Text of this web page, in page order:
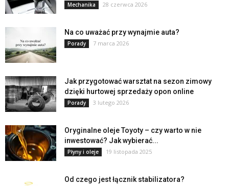
Mechanika 28 czerwca 2026
Na co uważać przy wynajmie auta?
Porady 7 marca 2026
Jak przygotować warsztat na sezon zimowy
dzięki hurtowej sprzedaży opon online
Porady 3 lutego 2026
Oryginalne oleje Toyoty – czy warto w nie
inwestować? Jak wybierać...
Płyny i oleje 19 listopada 2025
Od czego jest łącznik stabilizatora?